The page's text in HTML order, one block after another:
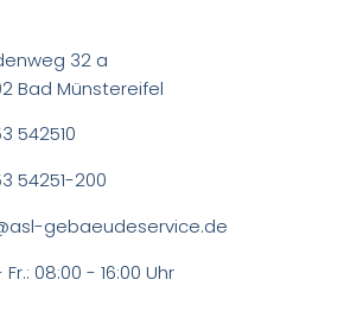
32 a
Bad Münstereifel
542510
54251-200
gebaeudeservice.de
08:00 - 16:00 Uhr